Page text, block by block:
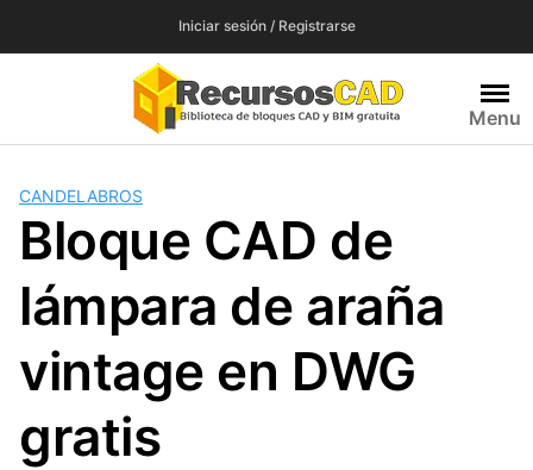
Iniciar sesión / Registrarse
Menu
CANDELABROS
Bloque CAD de
lámpara de araña
vintage en DWG
gratis